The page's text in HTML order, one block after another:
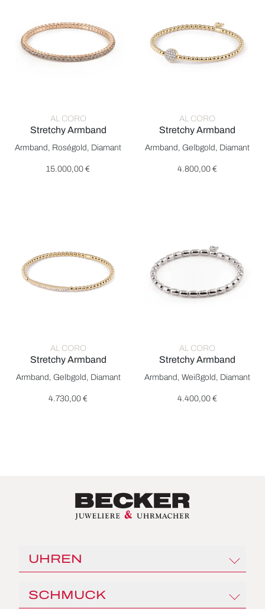
AL CORO
Stretchy Armband
Al Coro Stretchy Armband, Ref: A290BR, Preis: 15.000,00 €
Armband, Roségold, Diamant
15.000,00 €
AL CORO
Stretchy Armband
Al Coro Stretchy Armband,
Armband, Gelbgold, Diamant
4.800,00 €
AL CORO
Stretchy Armband
Al Coro Stretchy Armband, Ref: A105G, Preis: 4.730,00 €
Armband, Gelbgold, Diamant
4.730,00 €
AL CORO
Stretchy Armband
Al Coro Stretchy Armband,
Armband, Weißgold, Diamant
4.400,00 €
UHREN
SCHMUCK